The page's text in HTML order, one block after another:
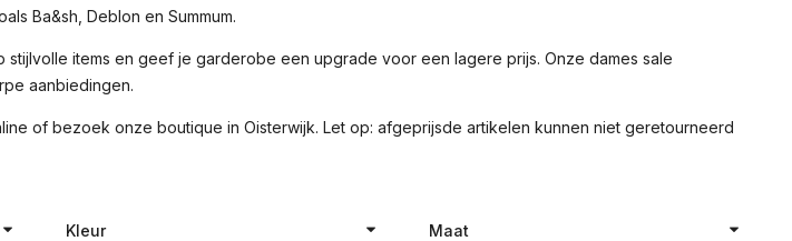
Ba&sh, Deblon en Summum.
items en geef je garderobe een upgrade voor een lagere prijs. Onze dames sale
aanbiedingen.
of bezoek onze boutique in Oisterwijk. Let op: afgeprijsde artikelen kunnen niet geretourneerd
Kleur Maat